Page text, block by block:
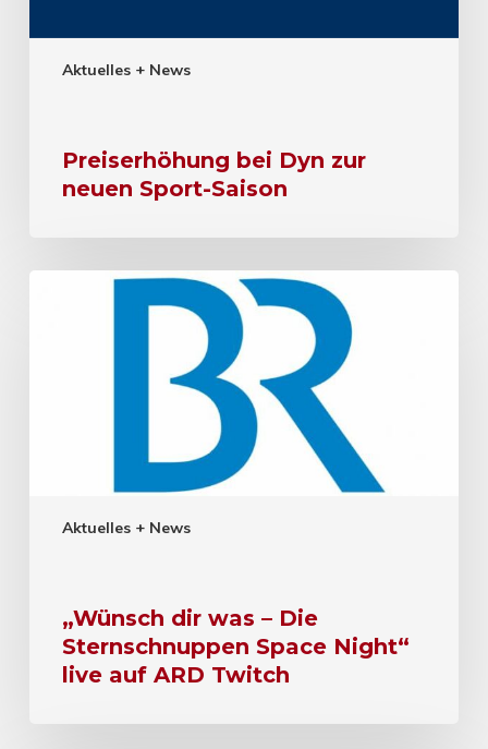
Aktuelles + News
Preiserhöhung bei Dyn zur
neuen Sport-Saison
Aktuelles + News
„Wünsch dir was – Die
Sternschnuppen Space Night“
live auf ARD Twitch